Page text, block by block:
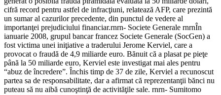
cifră record pentru astfel de infracţiuni, relatează AFP, care prezintă
un sumar al cazurilor precedente, din punctul de vedere al
importanţei prejudiciului financiar.rnrn- Societe Generale rnrnÎn
ianuarie 2008, grupul bancar francez Societe Generale (SocGen) a
fost victima unei iniţiative a traderului Jerome Kerviel, care a
provocat o fraudă de 4,9 miliarde euro. Bănuit că a plasat pe pieţe
până la 50 miliarde euro, Kerviel este investigat mai ales pentru
“abuz de încredere”. Închis timp de 37 de zile, Kerviel a recunoscut
partea sa de responsabilitate, dar a afirmat că reprezentanţii bănci nu
puteau să nu aibă cunoştinţă de activităţile sale. rnrn- Sumitomo